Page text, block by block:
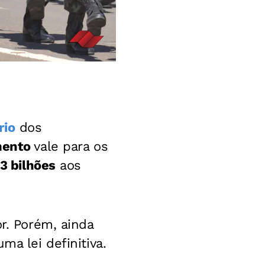
dos
vale para os
bilhões aos
Porém, ainda
lei definitiva.